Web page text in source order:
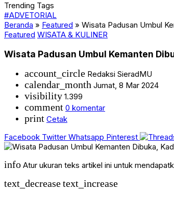
Trending Tags
#ADVETORIAL
Beranda » Featured » Wisata Padusan Umbul
Featured WISATA & KULINER
Wisata Padusan Umbul Kemanten
account_circle Redaksi SieradMU
calendar_month Jumat, 8 Mar 2024
visibility 1.399
comment 0 komentar
print Cetak
Facebook Twitter Whatsapp Pinterest
info Atur ukuran teks artikel ini untuk
text_decreasetext_increase